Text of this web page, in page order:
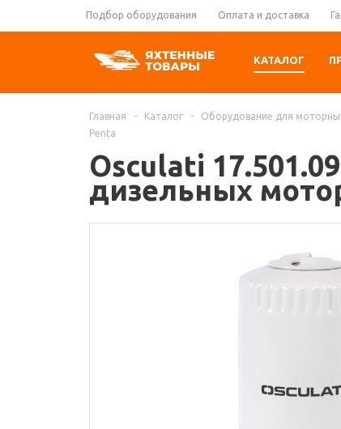
Подбор оборудования Оплата и доставка
КАТАЛОГ
Главная - Каталог - Оборудование для
Penta
Osculati
дизельных